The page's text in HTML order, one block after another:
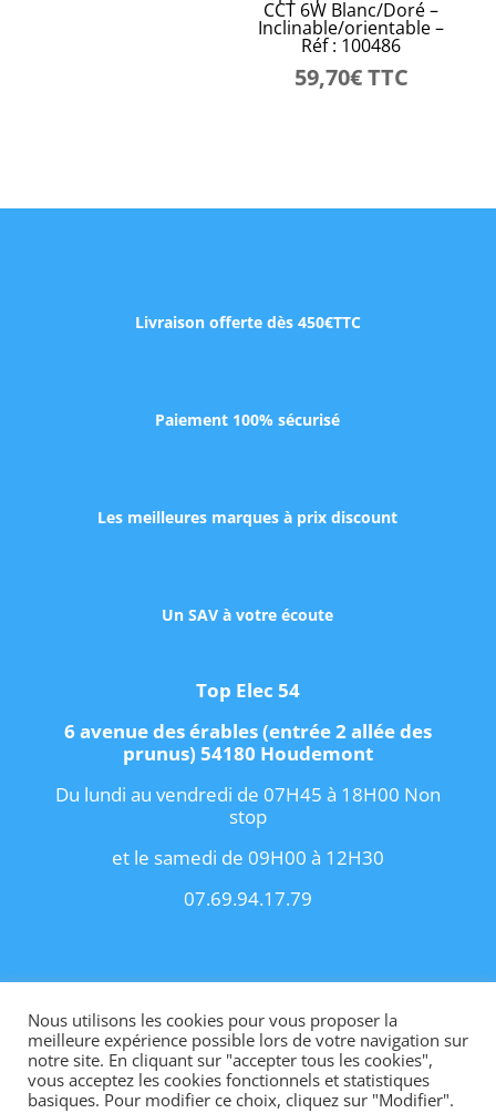
CCT 6W Blanc/Doré –
Inclinable/orientable –
Réf : 100486
59,70€TTC
Livraison offerte dès 450€TTC
Paiement 100% sécurisé
Les meilleures marques à prix discount
Un SAV à votre écoute
Top Elec 54
6 avenue des érables (entrée 2 allée des
prunus) 54180 Houdemont
Du lundi au vendredi de 07H45 à 18H00 Non
stop
et le samedi de 09H00 à 12H30
07.69.94.17.79
Copyright 2021 IConditions Générales de
VenteIContact
Site internet créé par OhMyConcept.fr
Nous utilisons les cookies pour vous proposer la
meilleure expérience possible lors de votre navigation sur
notre site. En cliquant sur "accepter tous les cookies",
vous acceptez les cookies fonctionnels et statistiques
basiques. Pour modifier ce choix, cliquez sur "Modifier".